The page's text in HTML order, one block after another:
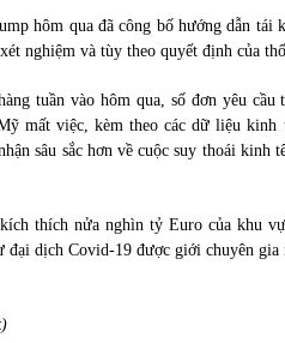
hôm qua đã công bố hướng dẫn tái
nghiệm và tùy theo quyết định của
tuần vào hôm qua, số đơn yêu
mất việc, kèm theo các dữ liệu kinh
sâu sắc hơn về cuộc suy thoái
thích nửa nghìn tỷ Euro của khu
đại dịch Covid-19 được giới chuyên